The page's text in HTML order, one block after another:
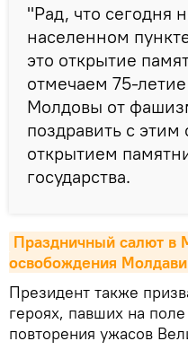
"Рад, что сегодня
населенном
это открытие
отмечаем 75-
Молдовы от
поздравить с
открытием
государства.
Праздничный салют в
освобождения
Президент также
героях, павших на
повторения ужасов